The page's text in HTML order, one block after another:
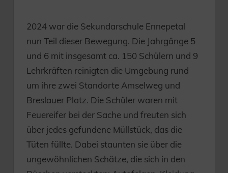
2024 war die Sekundarschule Ennepetal
nun Teil dieser Bewegung. Die Jahrgänge 5
und 6 mit insgesamt ca. 150 Schülern und 9
Lehrkräften reinigten die Umgebung rund
um ihre zwei Standorte Amselweg und
Breslauer Platz. Die Schüler waren mit
Feuereifer bei der Sache und freuten sich
über jedes gefundene Müllstück, das die
Tüten füllte. Dabei staunten sie über die
ungewöhnlichen Schätze, die sich in den